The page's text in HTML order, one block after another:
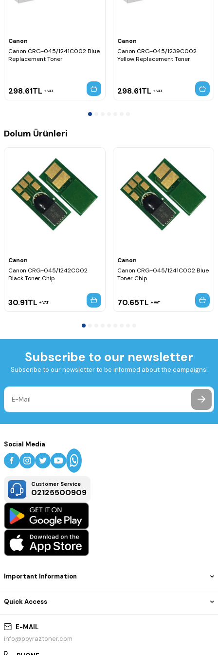
Canon
Canon CRG-045/1241C002 Blue
Replacement Toner
298.61TL VAT
Canon
Canon CRG-045/1239C002
Yellow Replacement Toner
298.61TL VAT
Dolum Ürünleri
Canon
Canon CRG-045/1242C002
Black Toner Chip
30.91TL VAT
Canon
Canon CRG-045/1241C002 Blue
Toner Chip
70.65TL VAT
Subscribe to our newsletter
Subscribe to our newsletter to be informed about the campaigns!
E-MAIL
info@poyraztoner.com
Important Information
Quick Access
Social Media
Customer Service
02125500909